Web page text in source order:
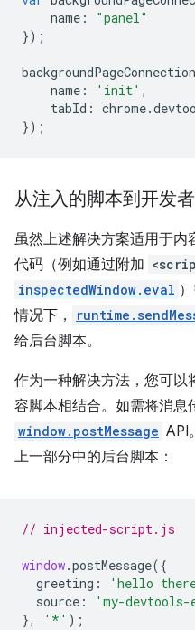
name :
"panel"
});
backgroundPageConnection
name : 'init' ,
tabId : chrome.
});
从注入的脚本到开发
虽然上述解决方案适用于内
代码（例如通过附加
inspectedWindow.eval
情况下，
给后台脚本。
作为一种解决方法，您可以
容脚本相结合。如需将消息
window.postMessage API
上一部分中的后台脚本：
// injected-script.js
window.postMessage({
greeting : 'hello
source :
'my-devtools-
},
'*' );